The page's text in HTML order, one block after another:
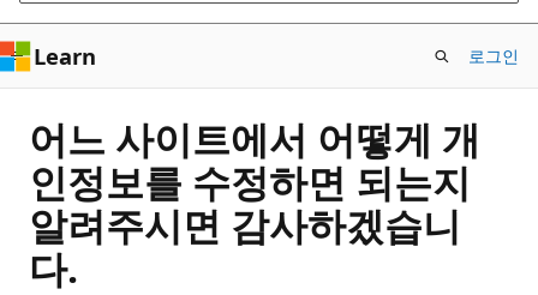
Learn 로그인
어느 사이트에서 어떻게 개
인정보를 수정하면 되는지
알려주시면 감사하겠습니
다.